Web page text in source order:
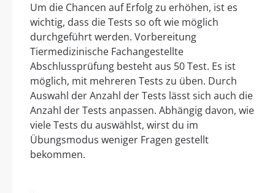
Um die Chancen auf Erfolg zu erhöhen, ist es
wichtig, dass die Tests so oft wie möglich
durchgeführt werden. Vorbereitung
Tiermedizinische Fachangestellte
Abschlussprüfung besteht aus 50 Test. Es ist
möglich, mit mehreren Tests zu üben. Durch
Auswahl der Anzahl der Tests lässt sich auch die
Anzahl der Tests anpassen. Abhängig davon, wie
viele Tests du auswählst, wirst du im
Übungsmodus weniger Fragen gestellt
bekommen.